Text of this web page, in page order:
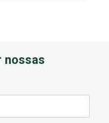
nossas